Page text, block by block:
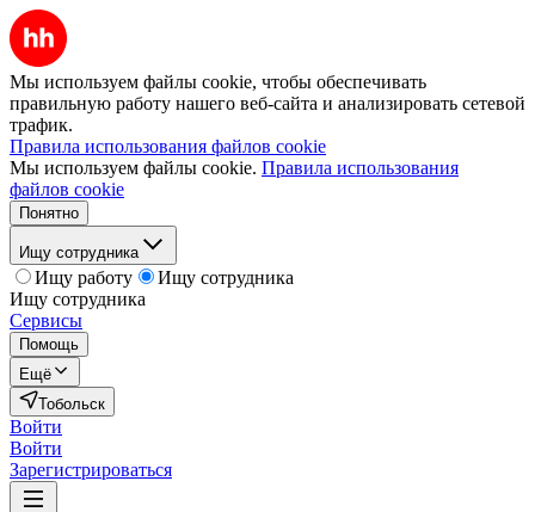
Мы используем файлы cookie, чтобы обеспечивать
правильную работу нашего веб-сайта и анализировать сетевой
трафик.
Правила использования файлов cookie
Мы используем файлы cookie. Правила использования
файлов cookie
Понятно
Ищу сотрудника
Ищу работу
Ищу сотрудника
Ищу сотрудника
Сервисы
Помощь
Ещё
Тобольск
Войти
Войти
Зарегистрироваться